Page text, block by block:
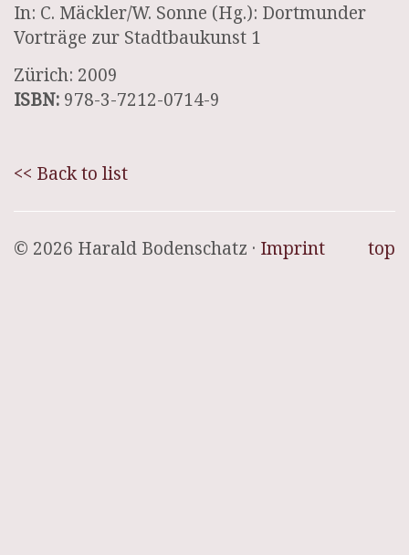
In: C. Mäckler/W. Sonne (Hg.): Dortmunder
Vorträge zur Stadtbaukunst 1
Zürich: 2009
ISBN: 978-3-7212-0714-9
<< Back to list
top
© 2026 Harald Bodenschatz · Imprint